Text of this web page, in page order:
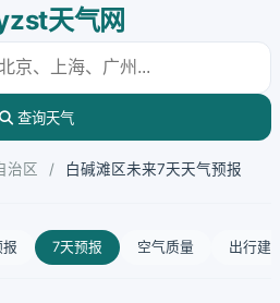
天气网
查询天气
治区 / 白碱滩区未来7天天气预报
报 7天预报 空气质量 出行建